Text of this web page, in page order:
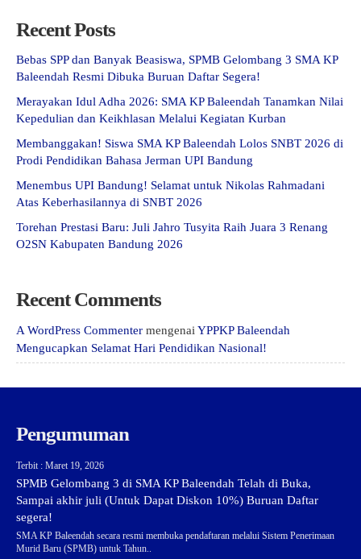
Recent Posts
Bebas SPP dan Banyak Beasiswa, SPMB Gelombang 3 SMA KP
Baleendah Resmi Dibuka Buruan Daftar Segera!
Merayakan Idul Adha 2026: SMA KP Baleendah Tanamkan Nilai
Kepedulian dan Keikhlasan Melalui Kegiatan Kurban
Membanggakan! Siswa SMA KP Baleendah Lolos SNBT 2026 di
Prodi Pendidikan Bahasa Jerman UPI Bandung
Menembus UPI Bandung! Selamat untuk Nikolas Rahmadani
Atas Keberhasilannya di SNBT 2026
Torehan Prestasi Baru: Juli Jahro Tusyita Raih Juara 3 Renang
O2SN Kabupaten Bandung 2026
Recent Comments
A WordPress Commenter mengenai YPPKP Baleendah
Mengucapkan Selamat Hari Pendidikan Nasional!
Pengumuman
Terbit : Maret 19, 2026
SPMB Gelombang 3 di SMA KP Baleendah Telah di Buka,
Sampai akhir juli (Untuk Dapat Diskon 10%) Buruan Daftar
segera!
SMA KP Baleendah secara resmi membuka pendaftaran melalui Sistem Penerimaan
Murid Baru (SPMB) untuk Tahun..